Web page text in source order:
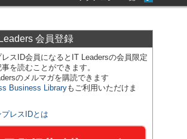
会員登録
スID会員になるとIT Leadersの会員限定
を読むことができます。
のメルマガを購読できます
Business Libraryもご利用いただけま
プレスIDとは